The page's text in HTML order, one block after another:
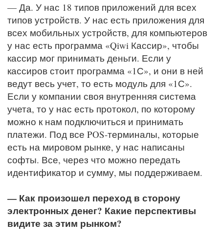
— Да. У нас 18 типов приложений для всех
типов устройств. У нас есть приложения для
всех мобильных устройств, для компьютеров
у нас есть программа «Qiwi Кассир», чтобы
кассир мог принимать деньги. Если у
кассиров стоит программа «1С», и они в ней
ведут весь учет, то есть модуль для «1С».
Если у компании своя внутренняя система
учета, то у нас есть протокол, по которому
можно к нам подключиться и принимать
платежи. Под все POS-терминалы, которые
есть на мировом рынке, у нас написаны
софты. Все, через что можно передать
идентификатор и сумму, мы поддерживаем.
— Как произошел переход в сторону
электронных денег? Какие перспективы
видите за этим рынком?